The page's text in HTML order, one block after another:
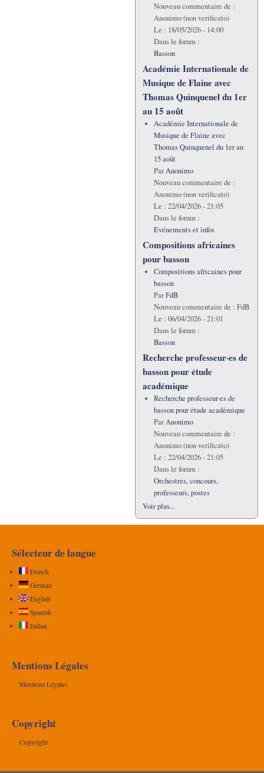
Nouveau commentaire de :
Anonimo (non verificato)
Le : 18/05/2026 - 14:00
Dans le forum :
Basson
Académie Internationale de
Musique de Flaine avec
Thomas Quinquenel du 1er
au 15 août
Académie Internationale de
Musique de Flaine avec
Thomas Quinquenel du 1er au
15 août
ParAnonimo
Nouveau commentaire de :
Anonimo (non verificato)
Le : 22/04/2026 - 21:05
Dans le forum :
Evénements et infos
Compositions africaines
pour basson
Compositions africaines pour
basson
ParFdB
Nouveau commentaire de : FdB
Le : 06/04/2026 - 21:01
Dans le forum :
Basson
Recherche professeur·es de
basson pour étude
académique
Recherche professeur·es de
basson pour étude académique
ParAnonimo
Nouveau commentaire de :
Anonimo (non verificato)
Le : 22/04/2026 - 21:05
Dans le forum :
Orchestres, concours,
professeurs, postes
Voir plus...
Sélecteur de langue
French
German
English
Spanish
Italian
Mentions Légales
Mentions Légales
Copyright
Copyright